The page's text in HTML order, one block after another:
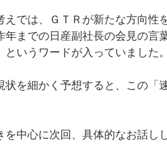
えでは、ＧＴＲが新たな方向性
年までの日産副社長の会見の
というワードが入っていました
状を細かく予想すると、この
を中心に次回、具体的なお話し